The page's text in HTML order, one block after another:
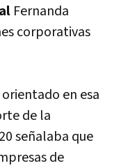
Fernanda
corporativas
en esa
de la
señalaba que
de